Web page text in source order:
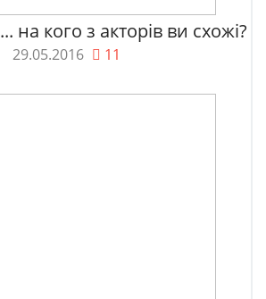
на кого з акторів ви схожі?
29.05.2016 11